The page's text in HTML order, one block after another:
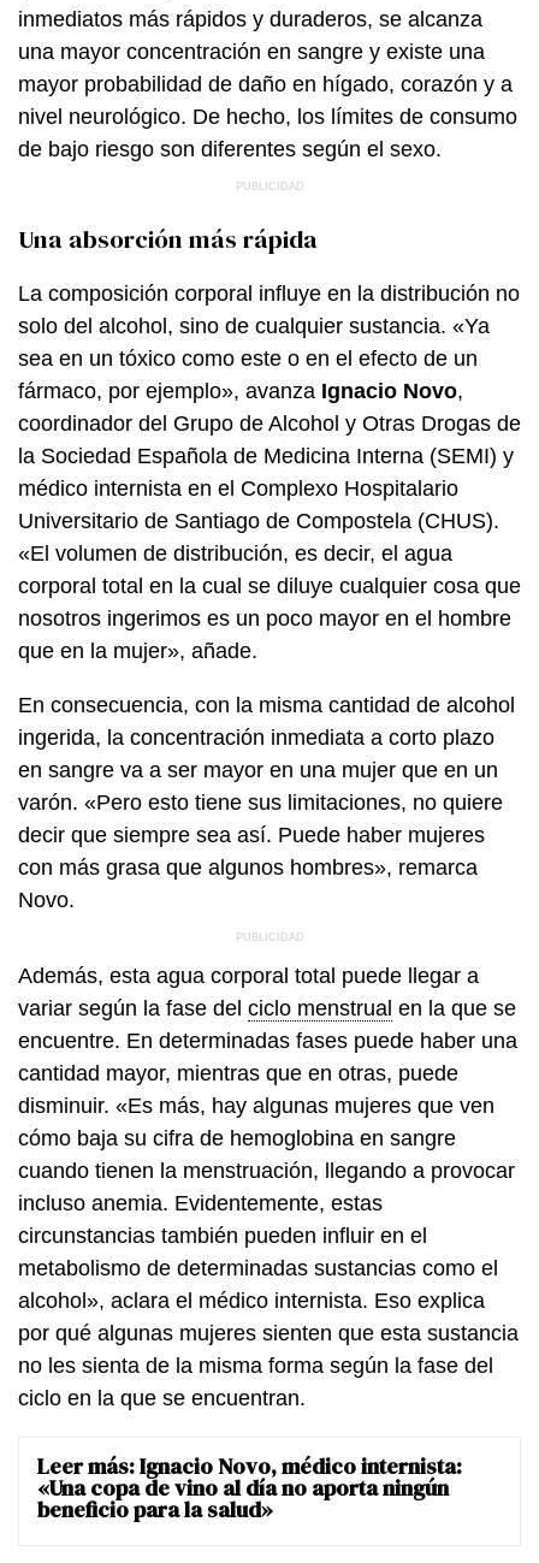
inmediatos más rápidos y duraderos, se alcanza
una mayor concentración en sangre y existe una
mayor probabilidad de daño en hígado, corazón y a
nivel neurológico. De hecho, los límites de consumo
de bajo riesgo son diferentes según el sexo.
Una absorción más rápida
La composición corporal influye en la distribución no
solo del alcohol, sino de cualquier sustancia. «Ya
sea en un tóxico como este o en el efecto de un
fármaco, por ejemplo», avanza Ignacio Novo,
coordinador del Grupo de Alcohol y Otras Drogas de
la Sociedad Española de Medicina Interna (SEMI) y
médico internista en el Complexo Hospitalario
Universitario de Santiago de Compostela (CHUS).
«El volumen de distribución, es decir, el agua
corporal total en la cual se diluye cualquier cosa que
nosotros ingerimos es un poco mayor en el hombre
que en la mujer», añade.
En consecuencia, con la misma cantidad de alcohol
ingerida, la concentración inmediata a corto plazo
en sangre va a ser mayor en una mujer que en un
varón. «Pero esto tiene sus limitaciones, no quiere
decir que siempre sea así. Puede haber mujeres
con más grasa que algunos hombres», remarca
Novo.
Además, esta agua corporal total puede llegar a
variar según la fase del ciclo menstrual en la que se
encuentre. En determinadas fases puede haber una
cantidad mayor, mientras que en otras, puede
disminuir. «Es más, hay algunas mujeres que ven
cómo baja su cifra de hemoglobina en sangre
cuando tienen la menstruación, llegando a provocar
incluso anemia. Evidentemente, estas
circunstancias también pueden influir en el
metabolismo de determinadas sustancias como el
alcohol», aclara el médico internista. Eso explica
por qué algunas mujeres sienten que esta sustancia
no les sienta de la misma forma según la fase del
ciclo en la que se encuentran.
Leer más:Ignacio Novo, médico internista:
«Una copa de vino al día no aporta ningún
beneficio para la salud»